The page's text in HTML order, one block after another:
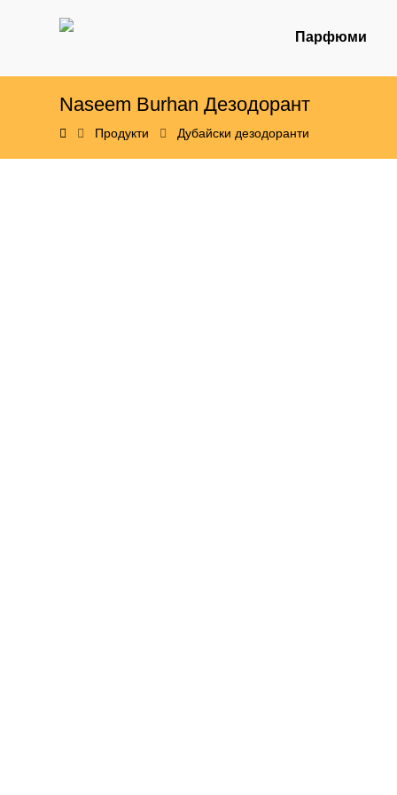
Парфюми
Naseem Burhan Дезодорант
Продукти Дубайски дезодоранти